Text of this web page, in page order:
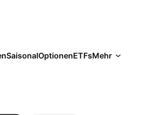
SaisonalOptionenETFsMehr